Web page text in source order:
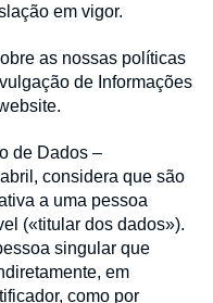
em vigor.
as nossas políticas
de Informações
de Dados –
considera que são
a uma pessoa
(«titular dos dados»).
singular que
em
como por